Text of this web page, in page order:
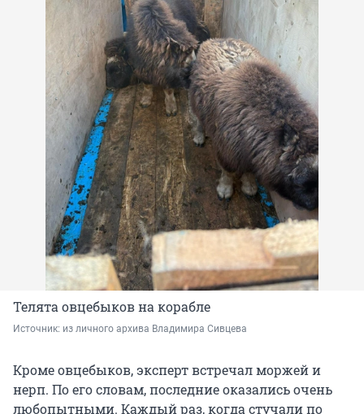
Телята овцебыков на корабле
Источник: из личного архива Владимира Сивцева
Кроме овцебыков, эксперт встречал моржей и
нерп. По его словам, последние оказались очень
любопытными. Каждый раз, когда стучали по